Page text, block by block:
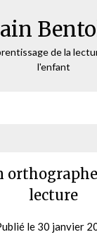
de la
l'enfant
lecture
le 30 janvier